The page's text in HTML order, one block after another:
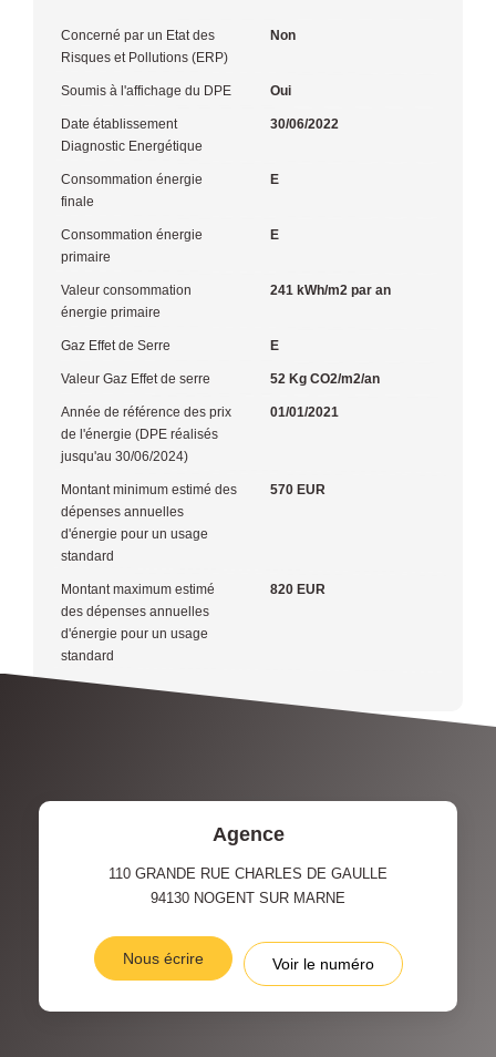
Concerné par un Etat des
Risques et Pollutions (ERP)
Non
Soumis à l'affichage du DPE Oui
Date établissement
Diagnostic Energétique
30/06/2022
Consommation énergie
finale
E
Consommation énergie
primaire
E
Valeur consommation
énergie primaire
241 kWh/m2 par an
Gaz Effet de Serre E
Valeur Gaz Effet de serre 52 Kg CO2/m2/an
Année de référence des prix
de l'énergie (DPE réalisés
jusqu'au 30/06/2024)
01/01/2021
Montant minimum estimé des
dépenses annuelles
d'énergie pour un usage
standard
570 EUR
Montant maximum estimé
des dépenses annuelles
d'énergie pour un usage
standard
820 EUR
Agence
110 GRANDE RUE CHARLES DE GAULLE
94130 NOGENT SUR MARNE
Nous écrire Voir le numéro